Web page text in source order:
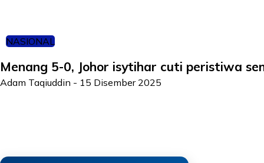
NASIONAL
Menang 5-0, Johor isytihar cuti peristiwa
Adam Taqiuddin - 15 Disember 2025